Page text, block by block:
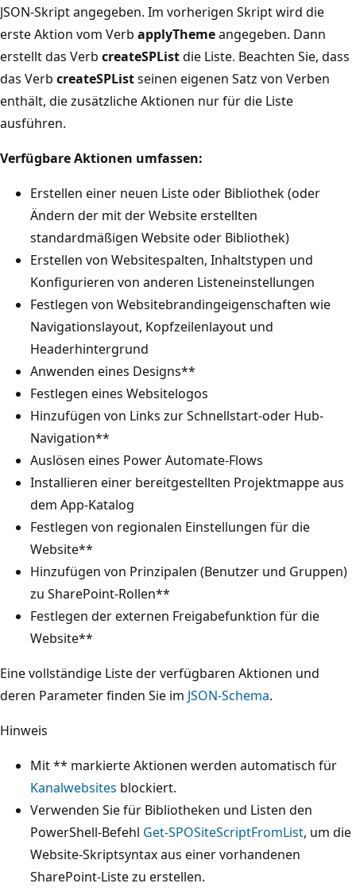
JSON-Skript angegeben. Im vorherigen Skript wird die
erste Aktion vom Verb applyThemeangegeben. Dann
erstellt das Verb createSPListdie Liste. Beachten Sie, dass
das Verb createSPListseinen eigenen Satz von Verben
enthält, die zusätzliche Aktionen nur für die Liste
ausführen.
Verfügbare Aktionen umfassen:
Erstellen einer neuen Liste oder Bibliothek (oder
Ändern der mit der Website erstellten
standardmäßigen Website oder Bibliothek)
Erstellen von Websitespalten, Inhaltstypen und
Konfigurieren von anderen Listeneinstellungen
Festlegen von Websitebrandingeigenschaften wie
Navigationslayout, Kopfzeilenlayout und
Headerhintergrund
Anwenden eines Designs**
Festlegen eines Websitelogos
Hinzufügen von Links zur Schnellstart-oder Hub-
Navigation**
Auslösen eines Power Automate-Flows
Installieren einer bereitgestellten Projektmappe aus
dem App-Katalog
Festlegen von regionalen Einstellungen für die
Website**
Hinzufügen von Prinzipalen (Benutzer und Gruppen)
zu SharePoint-Rollen**
Festlegen der externen Freigabefunktion für die
Website**
Eine vollständige Liste der verfügbaren Aktionen und
deren Parameter finden Sie im JSON-Schema.
Hinweis
Mit ** markierte Aktionen werden automatisch für
Kanalwebsites blockiert.
Verwenden Sie für Bibliotheken und Listen den
PowerShell-Befehl Get-SPOSiteScriptFromList, um die
Website-Skriptsyntax aus einer vorhandenen
SharePoint-Liste zu erstellen.